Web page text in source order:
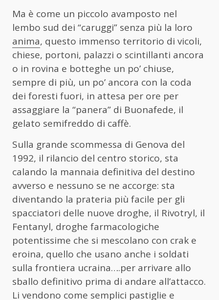
Ma è come un piccolo avamposto nel
lembo sud dei “caruggi” senza più la loro
anima, questo immenso territorio di vicoli,
chiese, portoni, palazzi o scintillanti ancora
o in rovina e botteghe un po’ chiuse,
sempre di più, un po’ ancora con la coda
dei foresti fuori, in attesa per ore per
assaggiare la “panera” di Buonafede, il
gelato semifreddo di caffè.
Sulla grande scommessa di Genova del
1992, il rilancio del centro storico, sta
calando la mannaia definitiva del destino
avverso e nessuno se ne accorge: sta
diventando la prateria più facile per gli
spacciatori delle nuove droghe, il Rivotryl, il
Fentanyl, droghe farmacologiche
potentissime che si mescolano con crak e
eroina, quello che usano anche i soldati
sulla frontiera ucraina….per arrivare allo
sballo definitivo prima di andare all’attacco.
Li vendono come semplici pastiglie e